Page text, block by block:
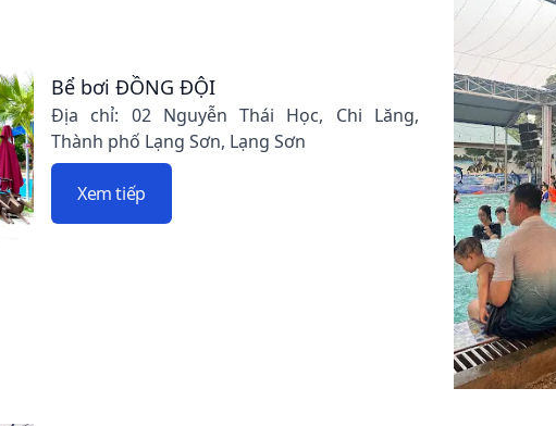
Bể bơi ĐỒNG ĐỘI
Địa chỉ: 02 Nguyễn Thái Học, Chi Lăng,
Thành phố Lạng Sơn, Lạng Sơn
Xem tiếp